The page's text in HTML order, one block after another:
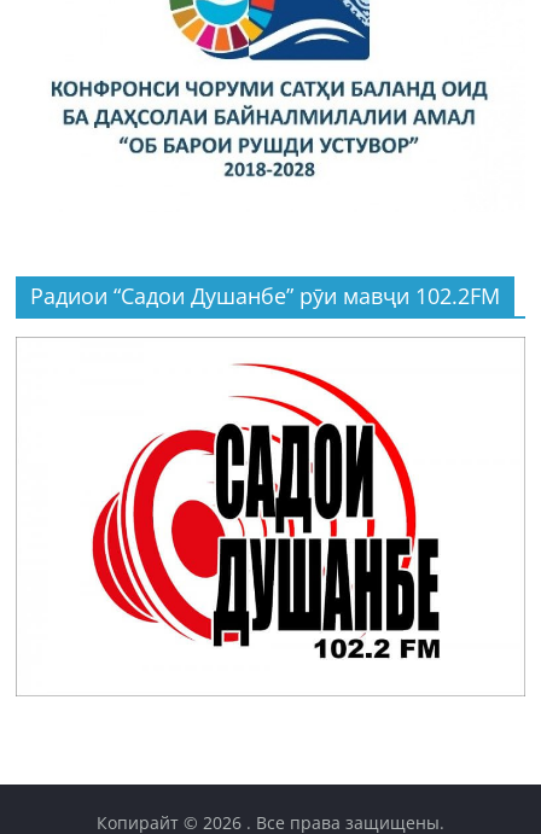
Радиои “Садои Душанбе” рӯи мавҷи 102.2FM
Копирайт © 2026 . Все права защищены.